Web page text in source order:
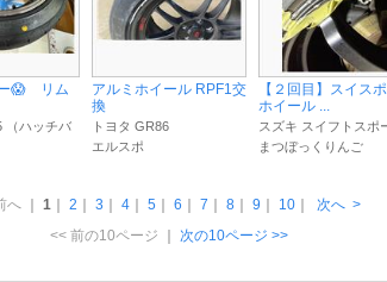
😱 リム
（ハッチバ
アルミホイール RPF1交
換
トヨタ GR86
エルスポ
【２回目】スイス
ホイール ...
スズキ スイフトスポ
まつぼっくりんご
へ 1 2 3 4 5 6 7 8 9 10 次へ >
<< 前の10ページ
次の10ページ >>